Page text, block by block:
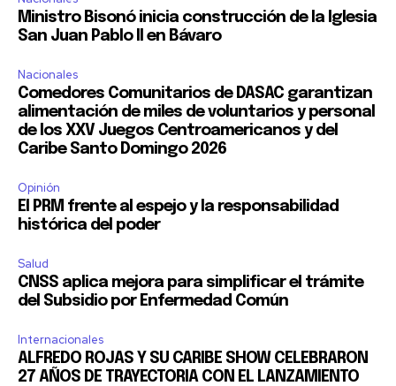
Ministro Bisonó inicia construcción de la Iglesia
San Juan Pablo II en Bávaro
Nacionales
Comedores Comunitarios de DASAC garantizan
alimentación de miles de voluntarios y personal
de los XXV Juegos Centroamericanos y del
Caribe Santo Domingo 2026
Opinión
El PRM frente al espejo y la responsabilidad
histórica del poder
Salud
CNSS aplica mejora para simplificar el trámite
del Subsidio por Enfermedad Común
Internacionales
ALFREDO ROJAS Y SU CARIBE SHOW CELEBRARON
27 AÑOS DE TRAYECTORIA CON EL LANZAMIENTO